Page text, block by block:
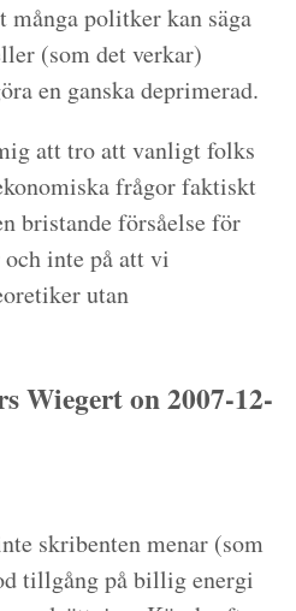
politker kan säga
(som det verkar)
en ganska deprimerad.
att tro att vanligt folks
frågor faktiskt
bristande försåelse för
inte på att vi
utan
Wiegert on 2007-12-
skribenten menar (som
tillgång på billig energi